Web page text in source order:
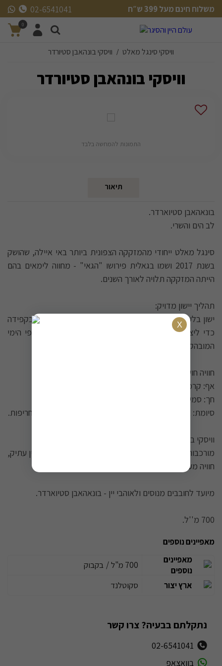
משלוח חינם מעל 399 ש״ח
משלוח חינם מעל 399 ש״ח
02-6541041
0
וויסקי סינגל מאלט / וויסקי בונהאבן סטיורדר
וויסקי בונהאבן סטיורדר
התמונות להמחשה בלבד
תיאור
בונאהאבן סטיוארדר.
לב הים והשרי.
סינגל מאלט ייחודי מהמזקקה הצפונית ביותר באי איילה, שהושק
בשנת 2017 ושמו בגאלית פירושו "הגאי" - מחווה לימאים בהם
הייתה המזקקה תלויה לאורך השנים.
תהליך יישון מדויק:
ישון בלעדי בחביות אקס-שרי במילוי ראשון ושני, שנבחרו בקפידה
כדי ליצור איזון מושלם בין השפעת השרי המעודנת והאופי הימי
המובהק של בונאהאבן.
חוויה חושית עשירה:
אף: קרמל, צימוקים, אגוזי לוז, ציפורן והימיות הקלאסית.
חך: סמיך עם מליחות קלה המשלימה את טעמי הפירות.
סיומת: אופי ימי בולט, פירות יבשים, נגיעות שוקולד ומעט חריפות.
וויסקי בעל אישיות:
מורכבות מפתיעה לגילו הצעיר המזכירה אוויר של מרתף יין עתיק,
חוויה מעט "מעופשת" במובן החיובי והמשובח של המילה.
מיועד לחובבים מנוסים ולאוהבי יין - בונאהאבן סטיוארדר.
​700 מ''ל.
מאפיינים נוספים
מאפיינים
נוספים
700 מ"ל / בקבוק
ארץ יצור
סקוטלנד
נתקלתם בבעיה? צרו קשר
02-6541041
בוואצאפ